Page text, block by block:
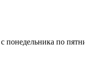
понедельника по